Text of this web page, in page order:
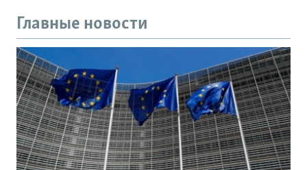
Главные новости